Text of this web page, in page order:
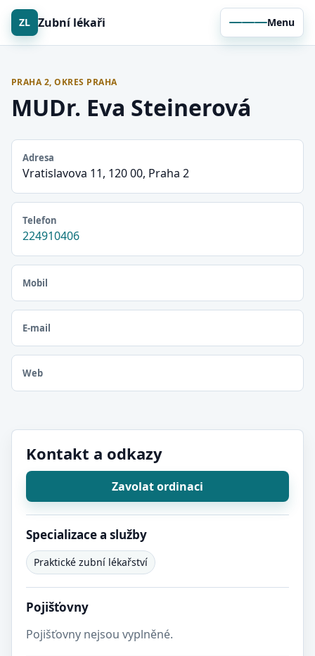
ZL Zubní lékaři Menu
PRAHA 2, OKRES PRAHA
MUDr. Eva Steinerová
Adresa
Vratislavova 11, 120 00, Praha 2
Telefon
224910406
Mobil
E-mail
Web
Kontakt a odkazy
Zavolat ordinaci
Specializace a služby
Praktické zubní lékařství
Pojišťovny
Pojišťovny nejsou vyplněné.